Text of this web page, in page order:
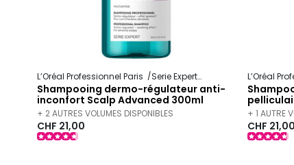
Absolut Repair Molecular
L’Oréal Professionnel Paris Serie Expert Scalp Advanced
Shampooing dermo-régulateur anti-
inconfort Scalp Advanced 300ml
+ 2 AUTRES VOLUMES DISPONIBLES
CHF 21,00
L’Oréal
+ 1 AUTRE
CHF 21,00